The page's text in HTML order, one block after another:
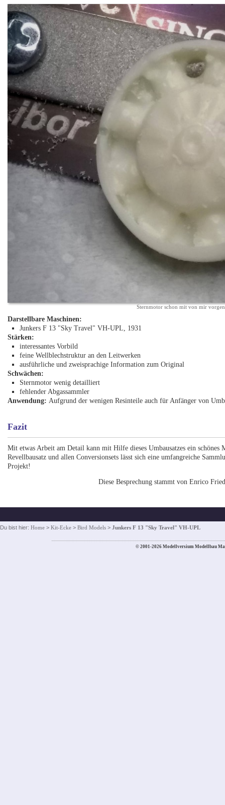
Sternmotor schon mit von mir
Darstellbare Maschinen:
Junkers F 13 "Sky Travel" VH-UPL, 1931
Stärken:
interessantes Vorbild
feine Wellblechstruktur an den Leitwerken
ausführliche und zweisprachige Information zum Original
Schwächen:
Sternmotor wenig detailliert
fehlender Abgassammler
Anwendung:Aufgrund der wenigen Resinteile auch für Anfänger von
Fazit
Mit etwas Arbeit am Detail kann mit Hilfe dieses Umbausatzes ein
Revellbausatz und allen Conversionsets lässt sich eine umfangreiche
Projekt!
Diese Besprechung stammt von Enrico
Du bist hier: Home > Kit-Ecke > Bird Models > Junkers F 13 "Sky Travel" VH-UPL
© 2001-2026 Modellversium Modellbau